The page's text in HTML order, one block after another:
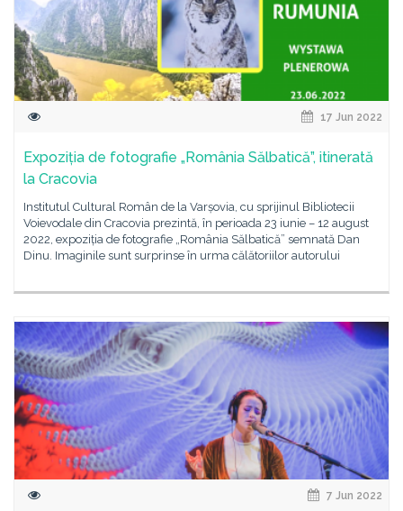
17 Jun 2022
Expoziția de fotografie „România Sălbatică”, itinerată
la Cracovia
Institutul Cultural Român de la Varșovia, cu sprijinul Bibliotecii
Voievodale din Cracovia prezintă, în perioada 23 iunie – 12 august
2022, expoziția de fotografie „România Sălbatică” semnată Dan
Dinu. Imaginile sunt surprinse în urma călătoriilor autorului
7 Jun 2022